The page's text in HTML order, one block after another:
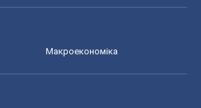
Макроекономіка